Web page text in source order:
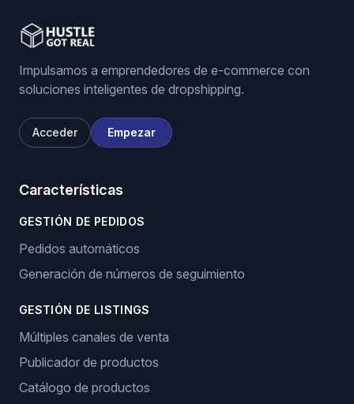
Impulsamos a emprendedores de e-commerce con
soluciones inteligentes de dropshipping.
Acceder Empezar
Características
GESTIÓN DE PEDIDOS
Pedidos automáticos
Generación de números de seguimiento
GESTIÓN DE LISTINGS
Múltiples canales de venta
Publicador de productos
Catálogo de productos